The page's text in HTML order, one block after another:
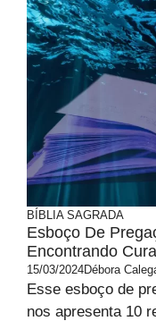
BÍBLIA SAGRADA
Esboço De
Encontrando
15/03/2024Débora
Esse esboço de
nos apresenta 10